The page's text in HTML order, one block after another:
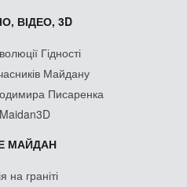
ВІДЕО, 3D
Гідності
Майдану
Писаренка
МАЙДАН
на граніті